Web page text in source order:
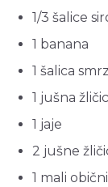
1/3 šalice
1 banana
1 šalica
1 jušna
1 jaje
2 jušne
1 mali